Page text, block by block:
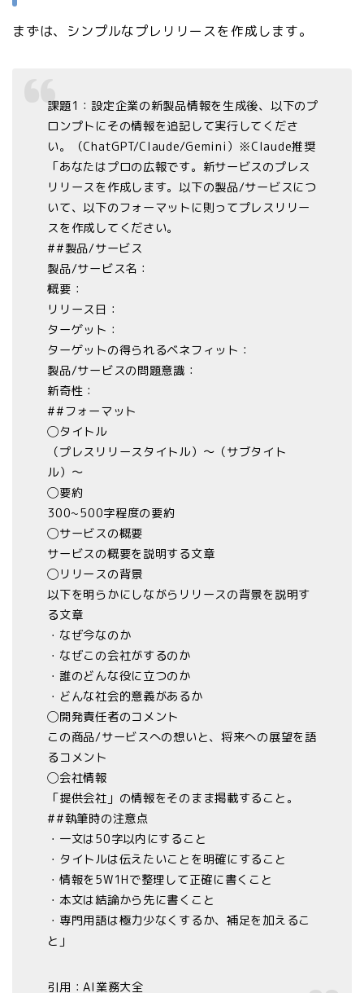
まずは、シンプルなプレリリースを作成します。
課題1：設定企業の新製品情報を生成後、以下のプ
ロンプトにその情報を追記して実行してくださ
い。（ChatGPT/Claude/Gemini）※Claude推奨
「あなたはプロの広報です。新サービスのプレス
リリースを作成します。以下の製品/サービスにつ
いて、以下のフォーマットに則ってプレスリリー
スを作成してください。
##製品/サービス
製品/サービス名：
概要：
リリース日：
ターゲット：
ターゲットの得られるベネフィット：
製品/サービスの問題意識：
新奇性：
##フォーマット
◯タイトル
（プレスリリースタイトル）〜（サブタイト
ル）〜
◯️要約
300~500字程度の要約
◯️サービスの概要
サービスの概要を説明する文章
◯️リリースの背景
以下を明らかにしながらリリースの背景を説明す
る文章
・なぜ今なのか
・なぜこの会社がするのか
・誰のどんな役に立つのか
・どんな社会的意義があるか
◯️開発責任者のコメント
この商品/サービスへの想いと、将来への展望を語
るコメント
◯会社情報
「提供会社」の情報をそのまま掲載すること。
##執筆時の注意点
・一文は50字以内にすること
・タイトルは伝えたいことを明確にすること
・情報を5W1Hで整理して正確に書くこと
・本文は結論から先に書くこと
・専門用語は極力少なくするか、補足を加えるこ
と」
引用：AI業務大全